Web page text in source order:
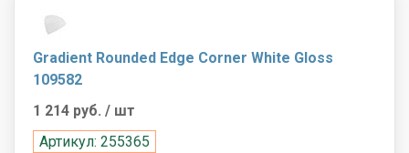
Gradient Rounded Edge Corner White Gloss
109582
1 214 руб. / шт
Артикул: 255365